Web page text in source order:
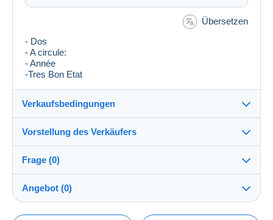
Übersetzen
- Dos
- A circule:
- Année
-Tres Bon Etat
Verkaufsbedingungen
Versand nach:
Die Liste der Länder einsehen
Versand:
Vorkasse
Vorstellung des Verkäufers
blb1248100%(5380x)
Shop
Frage (0)
Angebot (0)